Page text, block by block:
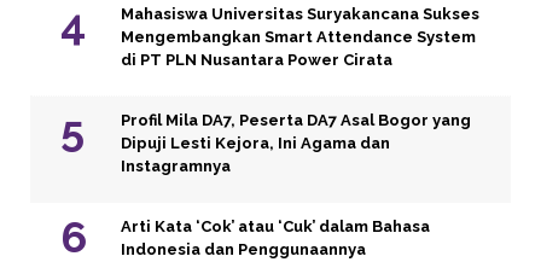
Mahasiswa Universitas Suryakancana Sukses
Mengembangkan Smart Attendance System
di PT PLN Nusantara Power Cirata
Profil Mila DA7, Peserta DA7 Asal Bogor yang
Dipuji Lesti Kejora, Ini Agama dan
Instagramnya
Arti Kata ‘Cok’ atau ‘Cuk’ dalam Bahasa
Indonesia dan Penggunaannya